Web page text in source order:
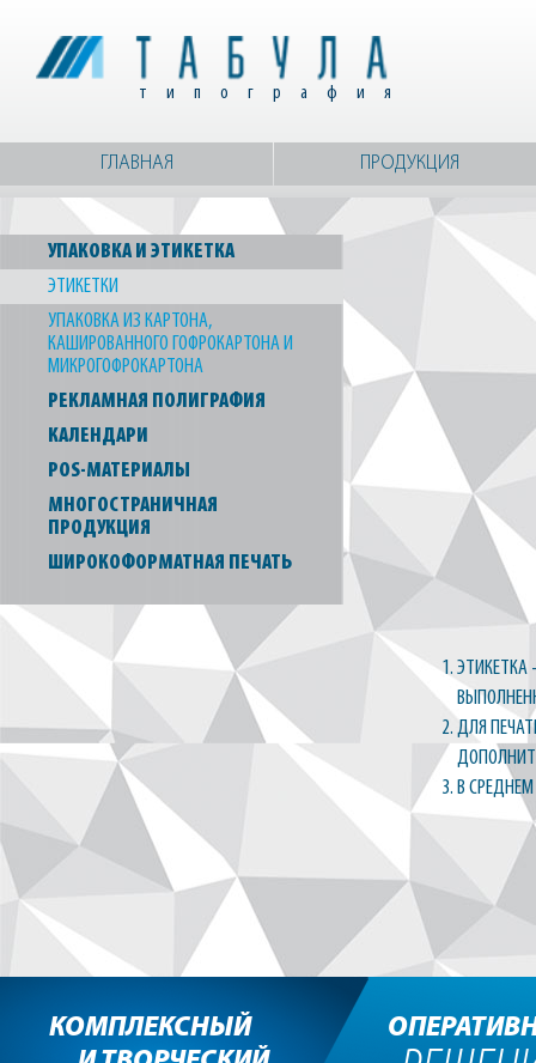
типография
ГЛАВНАЯ ПРОДУКЦИЯ
УПАКОВКА И ЭТИКЕТКА
ЭТИКЕТКИ
УПАКОВКА ИЗ КАРТОНА,
КАШИРОВАННОГО ГОФРОКАРТОНА И
МИКРОГОФРОКАРТОНА
РЕКЛАМНАЯ ПОЛИГРАФИЯ
КАЛЕНДАРИ
POS-МАТЕРИАЛЫ
МНОГОСТРАНИЧНАЯ
ПРОДУКЦИЯ
ШИРОКОФОРМАТНАЯ ПЕЧАТЬ
ДЛЯ
В
КОМПЛЕКСНЫЙ